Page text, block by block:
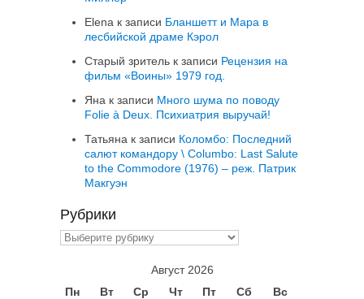
Elena к записи Бланшетт и Мара в
лесбийской драме Кэрол
Старый зритель к записи Рецензия на
фильм «Воины» 1979 год.
Яна к записи Много шума по поводу
Folie à Deux. Психиатрия выручай!
Татьяна к записи Коломбо: Последний
салют командору \ Columbo: Last Salute
to the Commodore (1976) – реж. Патрик
Макгуэн
Рубрики
Рубрики
Август 2026
Пн
Вт Ср Чт Пт Сб Вс